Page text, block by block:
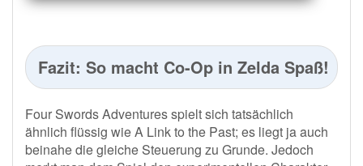
Fazit: So macht Co-Op in Zelda Spaß!
Four Swords Adventures spielt sich tatsächlich
ähnlich flüssig wie A Link to the Past; es liegt ja auch
beinahe die gleiche Steuerung zu Grunde. Jedoch